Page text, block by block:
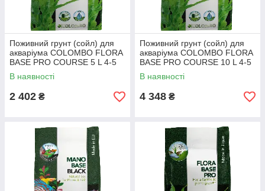
Поживний грунт (сойл) для
акваріума COLOMBO FLORA
BASE PRO COURSE 5 L 4-5
мм (A5010070)
В наявності
2 402 ₴
Поживний грунт (сойл) для
акваріума COLOMBO FLORA
BASE PRO COURSE 10 L 4-5
мм (A5010075)
В наявності
4 348 ₴